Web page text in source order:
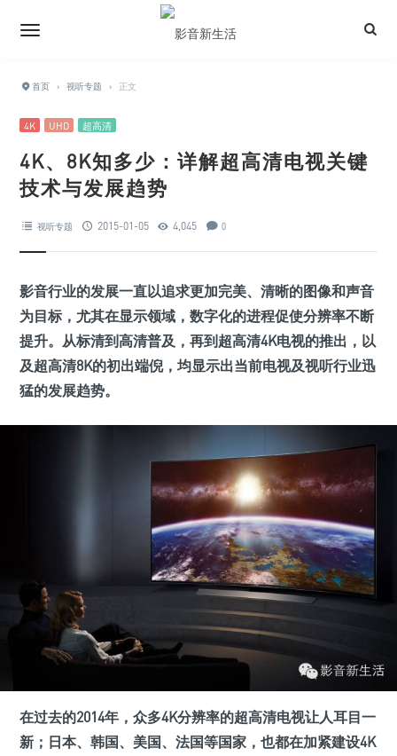
首页 › 视听专题 › 正文
4K UHD 超高清
4K、8K知多少：详解超高清电视关键
技术与发展趋势
视听专题 2015-01-05 4,045 0
影音行业的发展一直以追求更加完美、清晰的图像和声音
为目标，尤其在显示领域，数字化的进程促使分辨率不断
提升。从标清到高清普及，再到超高清4K电视的推出，以
及超高清8K的初出端倪，均显示出当前电视及视听行业迅
猛的发展趋势。
在过去的2014年，众多4K分辨率的超高清电视让人耳目一
新；日本、韩国、美国、法国等国家，也都在加紧建设4K